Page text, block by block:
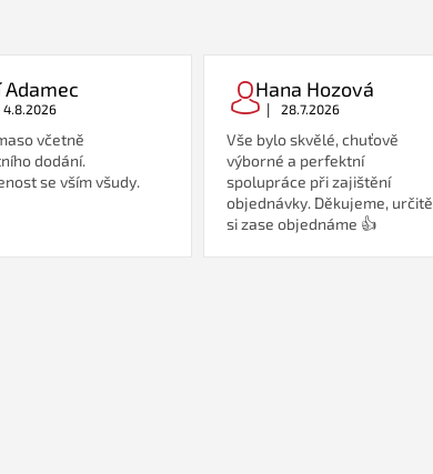
Adamec
4.8.2026
včetně
dodání.
se vším všudy.
Hana Hozová
| 28.7.2026
Vše bylo skvělé, chuťově
výborné a perfektní
spolupráce při zajištění
objednávky. Děkujeme, určitě
si zase objednáme 👍